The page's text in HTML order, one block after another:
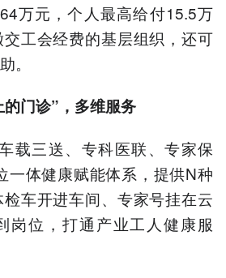
万元，个人最高给付15.5万
工会经费的基层组织，还可
。
门诊”，多维服务
载三送、专科医联、专家保
一体健康赋能体系，提供N种
车开进车间、专家号挂在云
岗位，打通产业工人健康服